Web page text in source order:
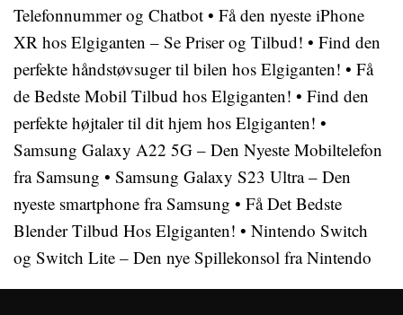
Telefonnummer og Chatbot • Få den nyeste iPhone
XR hos Elgiganten – Se Priser og Tilbud! • Find den
perfekte håndstøvsuger til bilen hos Elgiganten! • Få
de Bedste Mobil Tilbud hos Elgiganten! • Find den
perfekte højtaler til dit hjem hos Elgiganten! •
Samsung Galaxy A22 5G – Den Nyeste Mobiltelefon
fra Samsung • Samsung Galaxy S23 Ultra – Den
nyeste smartphone fra Samsung • Få Det Bedste
Blender Tilbud Hos Elgiganten! • Nintendo Switch
og Switch Lite – Den nye Spillekonsol fra Nintendo